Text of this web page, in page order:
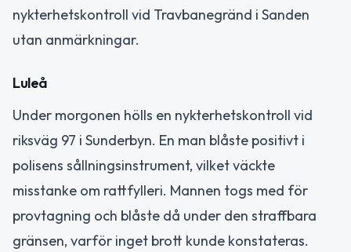
nykterhetskontroll vid Travbanegränd i Sanden
utan anmärkningar.
Luleå
Under morgonen hölls en nykterhetskontroll vid
riksväg 97 i Sunderbyn. En man blåste positivt i
polisens sållningsinstrument, vilket väckte
misstanke om rattfylleri. Mannen togs med för
provtagning och blåste då under den straffbara
gränsen, varför inget brott kunde konstateras.